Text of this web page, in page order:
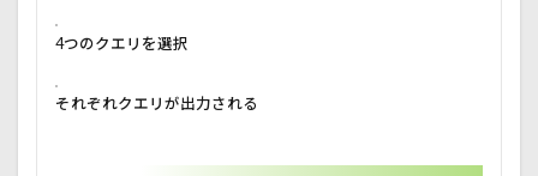
4つのクエリを選択
それぞれクエリが出力される